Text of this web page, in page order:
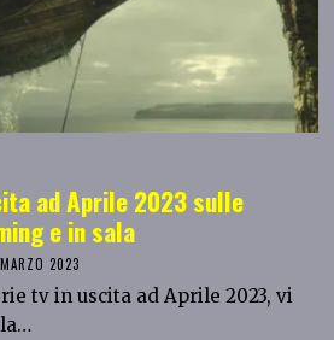
ad Aprile 2023 sulle
e in sala
2023
tv in uscita ad Aprile 2023, vi